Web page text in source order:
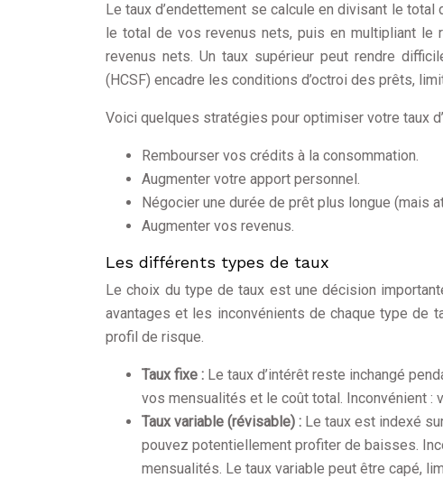
Le taux d’endettement se calcule en divisant le
le total de vos revenus nets, puis en multipliant le
revenus nets. Un taux supérieur peut rendre
(HCSF) encadre les conditions d’octroi des prêts,
Voici quelques stratégies pour optimiser votre taux
Rembourser vos crédits à la consommation.
Augmenter votre apport personnel.
Négocier une durée de prêt plus longue (mais
Augmenter vos revenus.
Les différents types de taux
Le choix du type de taux est une décision
avantages et les inconvénients de chaque type de
profil de risque.
Taux fixe : Le taux d’intérêt reste inchangé
vos mensualités et le coût total. Inconvénient
Taux variable (révisable) : Le taux est indexé
pouvez potentiellement profiter de baisses.
mensualités. Le taux variable peut être capé,